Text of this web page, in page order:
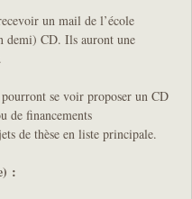
un mail de l’école
demi) CD. Ils auront une
se voir proposer un CD
de financements
de thèse en liste principale.
: